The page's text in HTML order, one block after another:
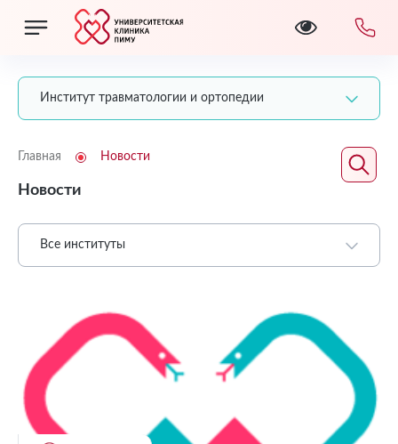
Институт травматологии и ортопедии
Главная Новости
Новости
Все институты